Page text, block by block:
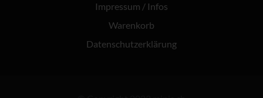
Impressum / Infos
Warenkorb
Datenschutzerklärung